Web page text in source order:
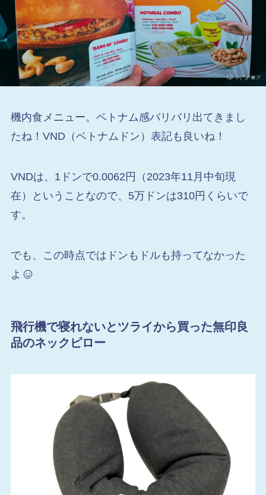
機内食メニュー。ベトナム感バリバリ出てきまし
たね！VND（ベトナムドン）表記も良いね！
VNDは、1ドンで0.0062円（2023年11月中旬現
在）ということなので、5万ドンは310円くらいで
す。
でも、この時点ではドンもドルも持ってなかった
よ
飛行機で寝れないとツライから買った無印良
品のネックピロー